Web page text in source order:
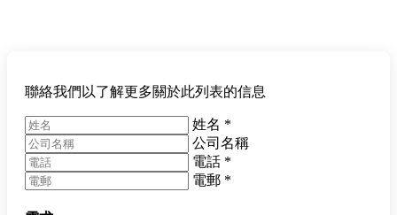
聯絡我們以了解更多關於此列表的信息
姓名 *
公司名稱
電話 *
電郵 *